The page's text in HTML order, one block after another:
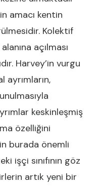
amacı kentin
Kolektif
açılması
Harvey’in vurgu
ayrımların,
keskinleşmiş
özelliğini
burada önemli
işçi sınıfının göz
artık yeni bir